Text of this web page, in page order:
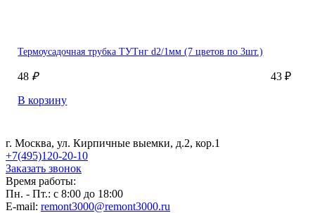
Термоусадочная трубка ТУТнг d2/1мм (7 цветов по 3шт.)
48₽
43 ₽
В корзину
г. Москва, ул. Кирпичные выемки, д.2, кор.1
+7(495)120-20-10
Заказать звонок
Время работы:
Пн. - Пт.: с 8:00 до 18:00
E-mail: remont3000@remont3000.ru